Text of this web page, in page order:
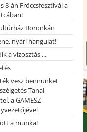
8-án Fröccsfesztivál a
Boronkán
nyári hangulat!
a vízosztás ...
vesz bennünket
Tanai
a GAMESZ
a munka!